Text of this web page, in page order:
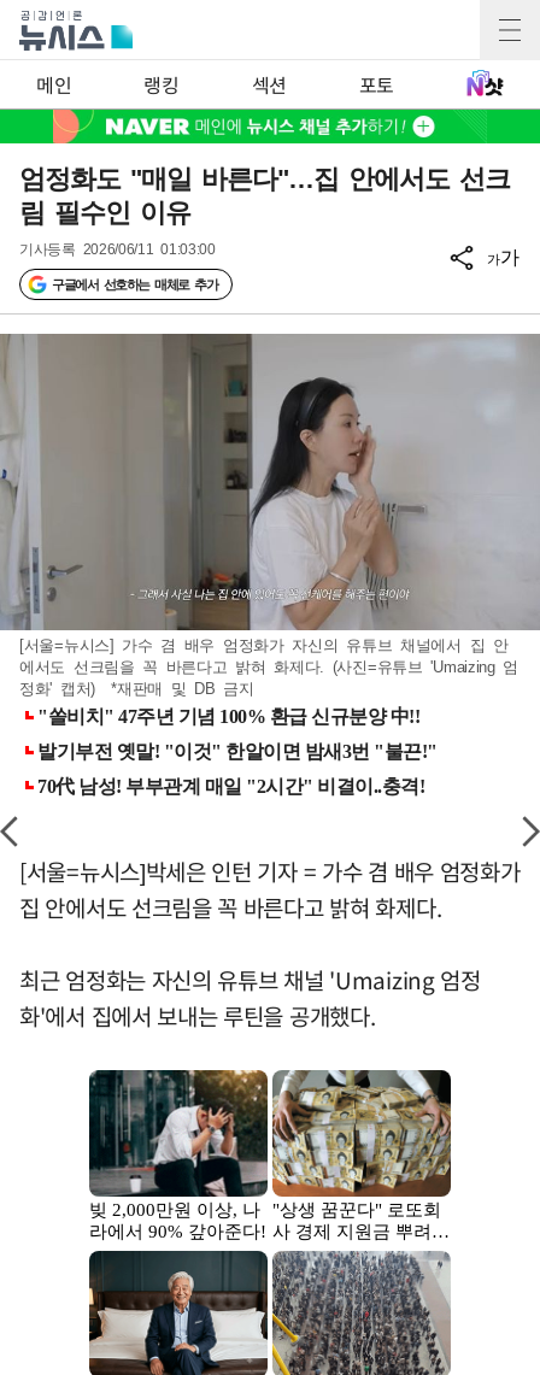
메인 랭킹 섹션 포토
엄정화도 "매일 바른다"…집 안에서도 선크
림 필수인 이유
기사등록 2026/06/11 01:03:00
구글에서 선호하는 매체로 추가
가가
[서울=뉴시스] 가수 겸 배우 엄정화가 자신의 유튜브 채널에서 집 안
에서도 선크림을 꼭 바른다고 밝혀 화제다. (사진=유튜브 'Umaizing 엄
정화' 캡처) *재판매 및 DB 금지
[서울=뉴시스]박세은 인턴 기자 = 가수 겸 배우 엄정화가
집 안에서도 선크림을 꼭 바른다고 밝혀 화제다.
최근 엄정화는 자신의 유튜브 채널 'Umaizing 엄정
화'에서 집에서 보내는 루틴을 공개했다.